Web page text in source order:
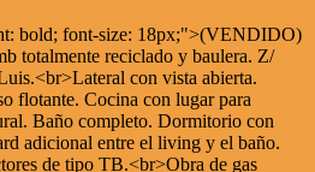
bold; font-size: 18px;">(VENDIDO)
totalmente reciclado y baulera. Z/
con vista abierta.
flotante. Cocina con lugar para
Baño completo. Dormitorio con
adicional entre el living y el baño.
de tipo TB.<br>Obra de gas